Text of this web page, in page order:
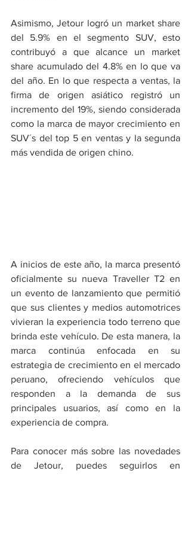
Asimismo, Jetour logró un market share
del 5.9% en el segmento SUV, esto
contribuyó a que alcance un market
share acumulado del 4.8% en lo que va
del año. En lo que respecta a ventas, la
firma de origen asiático registró un
incremento del 19%, siendo considerada
como la marca de mayor crecimiento en
SUV´s del top 5 en ventas y la segunda
más vendida de origen chino.
A inicios de este año, la marca presentó
oficialmente su nueva Traveller T2 en
un evento de lanzamiento que permitió
que sus clientes y medios automotrices
vivieran la experiencia todo terreno que
brinda este vehículo. De esta manera, la
marca continúa enfocada en su
estrategia de crecimiento en el mercado
peruano, ofreciendo vehículos que
responden a la demanda de sus
principales usuarios, así como en la
experiencia de compra.
Para conocer más sobre las novedades
de Jetour, puedes seguirlos en